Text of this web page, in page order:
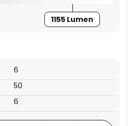
1155 Lumen
50
6
6